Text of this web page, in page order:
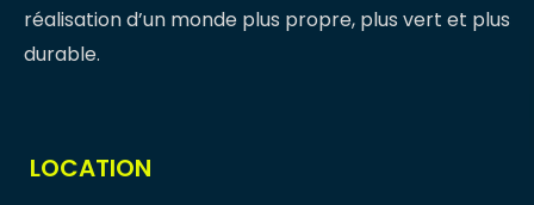
réalisation d’un monde plus propre, plus vert et plus
durable.
LOCATION